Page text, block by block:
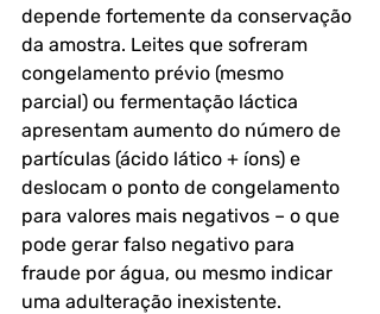
depende fortemente da conservação
da amostra. Leites que sofreram
congelamento prévio (mesmo
parcial) ou fermentação láctica
apresentam aumento do número de
partículas (ácido lático + íons) e
deslocam o ponto de congelamento
para valores mais negativos – o que
pode gerar falso negativo para
fraude por água, ou mesmo indicar
uma adulteração inexistente.